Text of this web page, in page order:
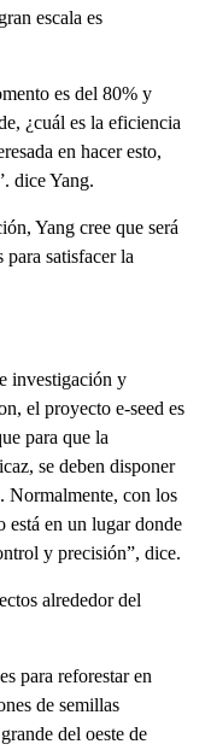
escala es
es del 80% y
¿cuál es la eficiencia
en hacer esto,
dice Yang.
Yang cree que será
satisfacer la
investigación y
el proyecto e-seed es
para que la
se deben disponer
Normalmente, con los
está en un lugar donde
y precisión”, dice.
alrededor del
para reforestar en
de semillas
del oeste de